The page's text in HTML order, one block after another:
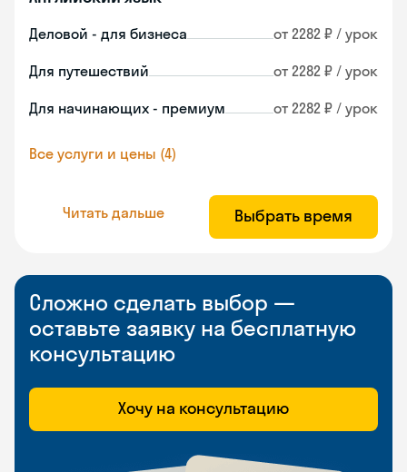
Деловой - для бизнеса от 2282 ₽ / урок
Для путешествий от 2282 ₽ / урок
Для начинающих - премиум от 2282 ₽ / урок
Все услуги и цены (4)
Читать дальше Выбрать время
Сложно сделать выбор —
оставьте заявку на бесплатную
консультацию
Хочу на консультацию